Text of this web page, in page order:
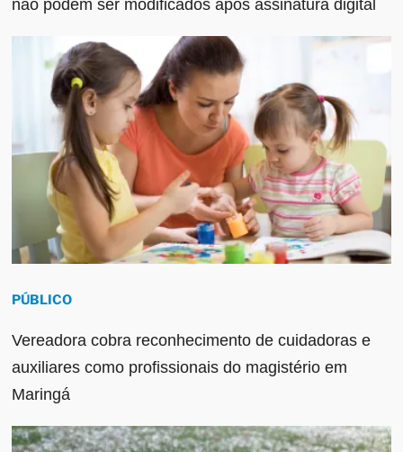
não podem ser modificados após assinatura digital
PÚBLICO
Vereadora cobra reconhecimento de cuidadoras e
auxiliares como profissionais do magistério em
Maringá